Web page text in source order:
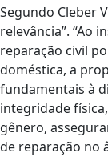
Segundo Cleber
relevância”. “Ao
reparação civil
doméstica, a
fundamentais à
integridade
gênero,
de reparação no